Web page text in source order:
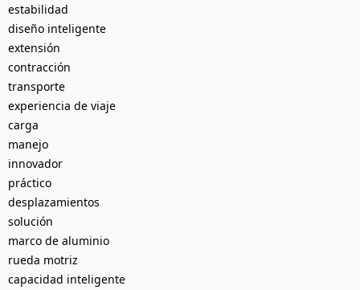
estabilidad
diseño inteligente
extensión
contracción
transporte
experiencia de viaje
carga
manejo
innovador
práctico
desplazamientos
solución
marco de aluminio
rueda motriz
capacidad inteligente